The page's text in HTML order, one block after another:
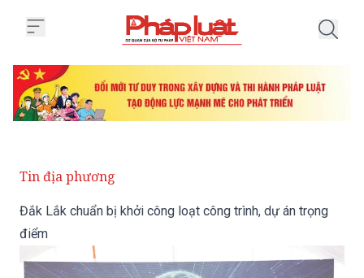
Tin địa phương
Đắk Lắk chuẩn bị khởi công loạt công trình, dự án trọng
điểm